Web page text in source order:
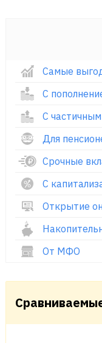
Самые
С
С
Для
Срочные
С
Открытие
От МФО